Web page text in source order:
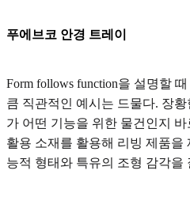
푸에브코 안경 트레이
Form follows function을 설명할
큼 직관적인 예시는 드물다. 장황
가 어떤 기능을 위한 물건인지
활용 소재를 활용해 리빙 제품을
능적 형태와 특유의 조형 감각을